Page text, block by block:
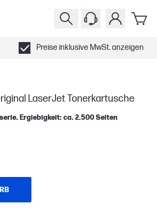
Preise inklusive MwSt. anzeigen
LaserJet Tonerkartusche
Ergiebigkeit: ca. 2.500 Seiten